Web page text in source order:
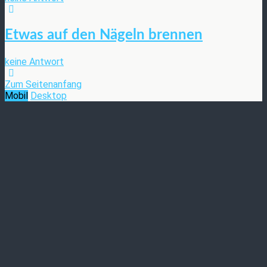
Etwas auf den Nägeln brennen
keine Antwort
Zum Seitenanfang
Mobil Desktop